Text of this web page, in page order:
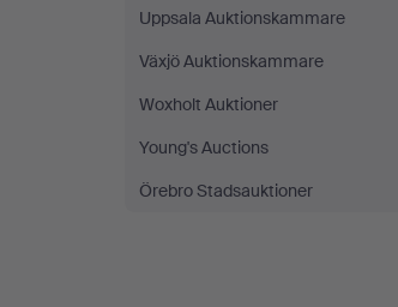
Uppsala Auktionskammare
Växjö Auktionskammare
Woxholt Auktioner
Young's Auctions
Örebro Stadsauktioner